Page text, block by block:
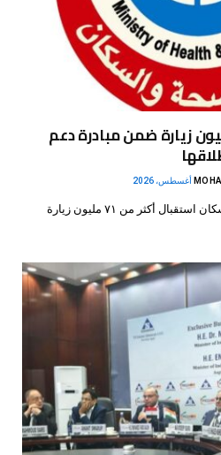
الصحة: ٧١ مليون زيارة ضمن مبادرة دعم
أعلنت وزارة الصحة والسكان استقبال أكثر من ٧١ مليون زيارة